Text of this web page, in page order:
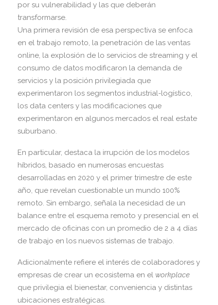
por su vulnerabilidad y las que deberán
transformarse.
Una primera revisión de esa perspectiva se enfoca
en el trabajo remoto, la penetración de las ventas
online, la explosión de lo servicios de streaming y el
consumo de datos modificaron la demanda de
servicios y la posición privilegiada que
experimentaron los segmentos industrial-logístico,
los data centers y las modificaciones que
experimentaron en algunos mercados el real estate
suburbano.
En particular, destaca la irrupción de los modelos
híbridos, basado en numerosas encuestas
desarrolladas en 2020 y el primer trimestre de este
año, que revelan cuestionable un mundo 100%
remoto. Sin embargo, señala la necesidad de un
balance entre el esquema remoto y presencial en el
mercado de oficinas con un promedio de 2 a 4 días
de trabajo en los nuevos sistemas de trabajo.
Adicionalmente refiere el interés de colaboradores y
empresas de crear un ecosistema en el workplace
que privilegia el bienestar, conveniencia y distintas
ubicaciones estratégicas.